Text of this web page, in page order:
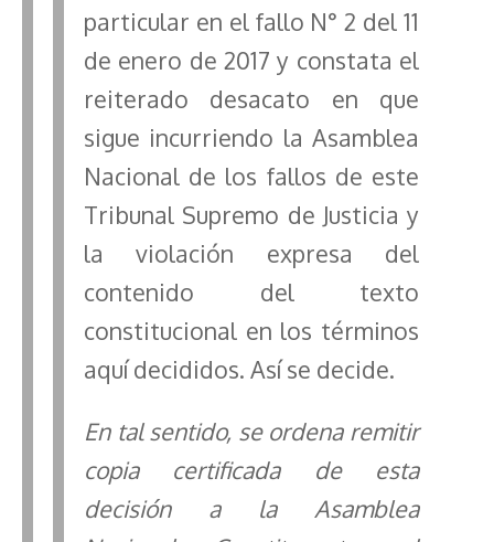
particular en el fallo N° 2 del 11
de enero de 2017 y constata el
reiterado desacato en que
sigue incurriendo la Asamblea
Nacional de los fallos de este
Tribunal Supremo de Justicia y
la violación expresa del
contenido del texto
constitucional en los términos
aquí decididos. Así se decide.
En tal sentido, se ordena remitir
copia certificada de esta
decisión a la Asamblea